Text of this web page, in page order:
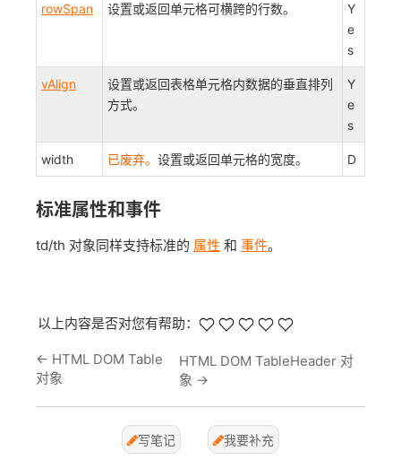
rowSpan 设置或返回单元格可横跨的行数。
Y
e
s
vAlign
设置或返回表格单元格内数据的垂直排列
方式。
Y
e
s
width 已废弃。 设置或返回单元格的宽度。 D
标准属性和事件
td/th 对象同样支持标准的 属性 和 事件。
以上内容是否对您有帮助：
← HTML DOM Table
对象
HTML DOM TableHeader 对
象 →
写笔记 我要补充